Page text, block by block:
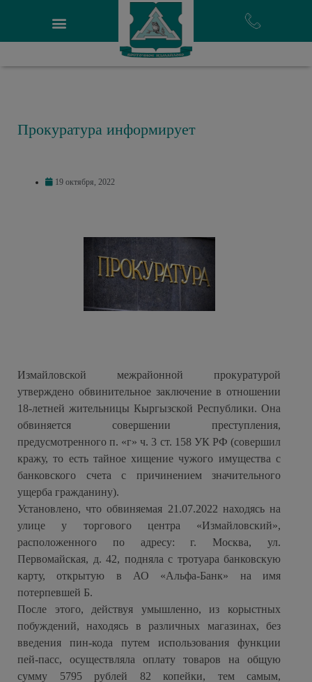
Прокуратура информирует
19 октября, 2022
Измайловской межрайонной прокуратурой
утверждено обвинительное заключение в отношении
18-летней жительницы Кыргызской Республики. Она
обвиняется совершении преступления,
предусмотренного п. «г» ч. 3 ст. 158 УК РФ (совершил
кражу, то есть тайное хищение чужого имущества с
банковского счета с причинением значительного
ущерба гражданину).
Установлено, что обвиняемая 21.07.2022 находясь на
улице у торгового центра «Измайловский»,
расположенного по адресу: г. Москва, ул.
Первомайская, д. 42, подняла с тротуара банковскую
карту, открытую в АО «Альфа-Банк» на имя
потерпевшей Б.
После этого, действуя умышленно, из корыстных
побуждений, находясь в различных магазинах, без
введения пин-кода путем использования функции
пей-пасс, осуществляла оплату товаров на общую
сумму 5795 рублей 82 копейки, тем самым,